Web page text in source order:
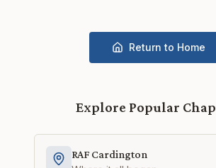
Return to Home
Explore Popular
RAF Cardington